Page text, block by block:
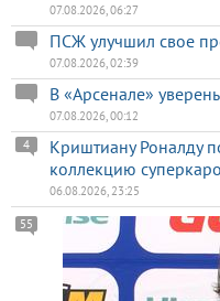
07.08.2026, 06:27
ПСЖ улучшил свое
07.08.2026, 02:39
В «Арсенале»
07.08.2026, 00:12
Криштиану Роналду
коллекцию
4
06.08.2026, 23:25
55